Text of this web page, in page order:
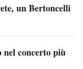
un Bertoncelli
nel concerto più